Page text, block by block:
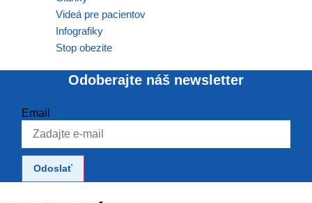
Videá pre pacientov
Infografiky
Stop obezite
starostlivosti. Robíme to nad rámec našej profesie, či organizácie a
to v čoraz zložitejších podmienkach, v ktorých tradičné vzťahy
„zhora nadol“ strácajú svoju platnosť.
Odoberajte náš newsletter
Email
Odoslať